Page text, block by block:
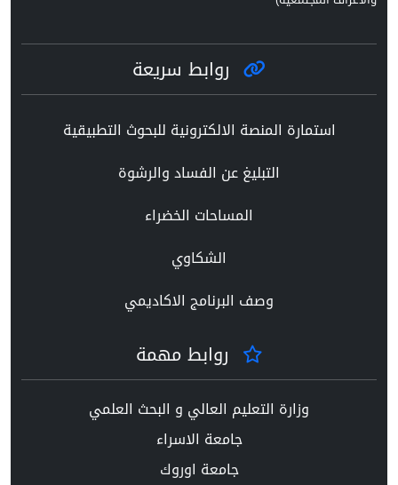
روابط سريعة
استمارة المنصة الالكترونية للبحوث التطبيقية
التبليغ عن الفساد والرشوة
المساحات الخضراء
الشكاوي
وصف البرنامج الاكاديمي
روابط مهمة
وزارة التعليم العالي و البحث العلمي
جامعة الاسراء
جامعة اوروك